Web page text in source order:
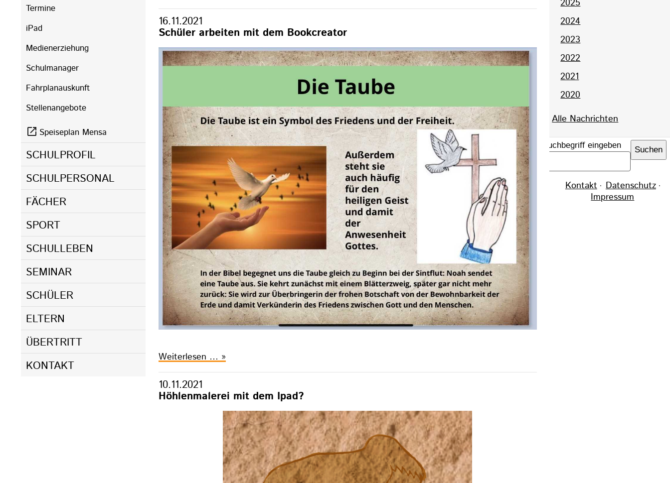
16.11.2021
Schüler arbeiten mit dem Bookcreator
Weiterlesen … Schüler
dem
Bookcreator
10.11.2021
Höhlenmalerei mit dem Ipad?
Termine
iPad
Medienerziehung
Schulmanager
Fahrplanauskunft
Stellenangebote
Speiseplan Mensa
SCHULPROFIL
SCHULPERSONAL
FÄCHER
SPORT
SCHULLEBEN
SEMINAR
SCHÜLER
ELTERN
ÜBERTRITT
KONTAKT
2025
2024
2023
2022
2021
2020
Alle Nachrichten
Suchbegriff eingeben Suchen
überspringen
Kontakt
Datenschutz
Impressum